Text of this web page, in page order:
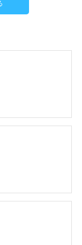
せて頂きま
の具体的手続
下さい。